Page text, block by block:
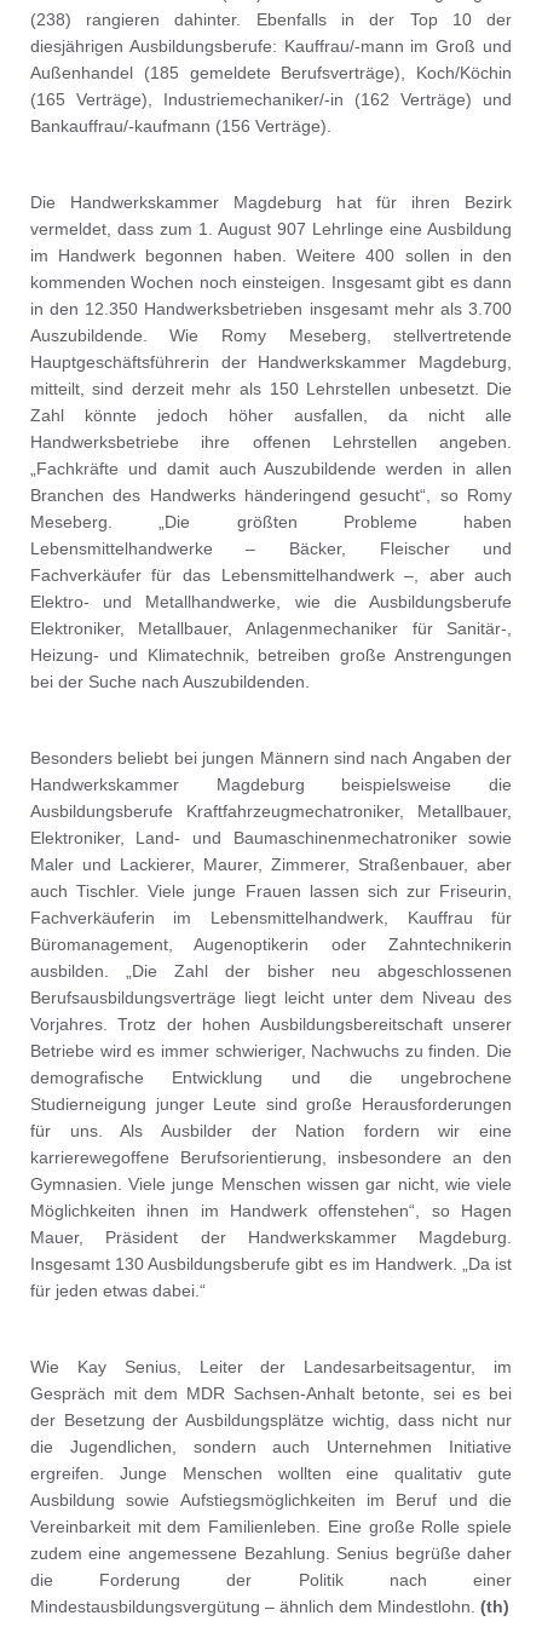
(238) rangieren dahinter. Ebenfalls in der Top 10 der
diesjährigen Ausbildungsberufe: Kauffrau/-mann im Groß und
Außenhandel (185 gemeldete Berufsverträge), Koch/Köchin
(165 Verträge), Industriemechaniker/-in (162 Verträge) und
Bankauffrau/-kaufmann (156 Verträge).
Die Handwerkskammer Magdeburg hat für ihren Bezirk
vermeldet, dass zum 1. August 907 Lehrlinge eine Ausbildung
im Handwerk begonnen haben. Weitere 400 sollen in den
kommenden Wochen noch einsteigen. Insgesamt gibt es dann
in den 12.350 Handwerksbetrieben insgesamt mehr als 3.700
Auszubildende. Wie Romy Meseberg, stellvertretende
Hauptgeschäftsführerin der Handwerkskammer Magdeburg,
mitteilt, sind derzeit mehr als 150 Lehrstellen unbesetzt. Die
Zahl könnte jedoch höher ausfallen, da nicht alle
Handwerksbetriebe ihre offenen Lehrstellen angeben.
„Fachkräfte und damit auch Auszubildende werden in allen
Branchen des Handwerks händeringend gesucht“, so Romy
Meseberg. „Die größten Probleme haben
Lebensmittelhandwerke – Bäcker, Fleischer und
Fachverkäufer für das Lebensmittelhandwerk –, aber auch
Elektro- und Metallhandwerke, wie die Ausbildungsberufe
Elektroniker, Metallbauer, Anlagenmechaniker für Sanitär-,
Heizung- und Klimatechnik, betreiben große Anstrengungen
bei der Suche nach Auszubildenden.
Besonders beliebt bei jungen Männern sind nach Angaben der
Handwerkskammer Magdeburg beispielsweise die
Ausbildungsberufe Kraftfahrzeugmechatroniker, Metallbauer,
Elektroniker, Land- und Baumaschinenmechatroniker sowie
Maler und Lackierer, Maurer, Zimmerer, Straßenbauer, aber
auch Tischler. Viele junge Frauen lassen sich zur Friseurin,
Fachverkäuferin im Lebensmittelhandwerk, Kauffrau für
Büromanagement, Augenoptikerin oder Zahntechnikerin
ausbilden. „Die Zahl der bisher neu abgeschlossenen
Berufsausbildungsverträge liegt leicht unter dem Niveau des
Vorjahres. Trotz der hohen Ausbildungsbereitschaft unserer
Betriebe wird es immer schwieriger, Nachwuchs zu finden. Die
demografische Entwicklung und die ungebrochene
Studierneigung junger Leute sind große Herausforderungen
für uns. Als Ausbilder der Nation fordern wir eine
karrierewegoffene Berufsorientierung, insbesondere an den
Gymnasien. Viele junge Menschen wissen gar nicht, wie viele
Möglichkeiten ihnen im Handwerk offenstehen“, so Hagen
Mauer, Präsident der Handwerkskammer Magdeburg.
Insgesamt 130 Ausbildungsberufe gibt es im Handwerk. „Da ist
für jeden etwas dabei.“
Wie Kay Senius, Leiter der Landesarbeitsagentur, im
Gespräch mit dem MDR Sachsen-Anhalt betonte, sei es bei
der Besetzung der Ausbildungsplätze wichtig, dass nicht nur
die Jugendlichen, sondern auch Unternehmen Initiative
ergreifen. Junge Menschen wollten eine qualitativ gute
Ausbildung sowie Aufstiegsmöglichkeiten im Beruf und die
Vereinbarkeit mit dem Familienleben. Eine große Rolle spiele
zudem eine angemessene Bezahlung. Senius begrüße daher
die Forderung der Politik nach einer
Mindestausbildungsvergütung – ähnlich dem Mindestlohn. (th)